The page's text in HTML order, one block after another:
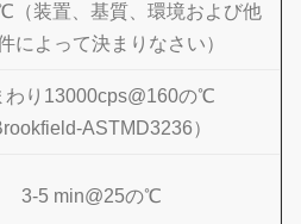
（装置、基質、環境および他
によって決まりなさい）
わり13000cps@160の℃
ASTMD3236）
3-5 min@25の℃